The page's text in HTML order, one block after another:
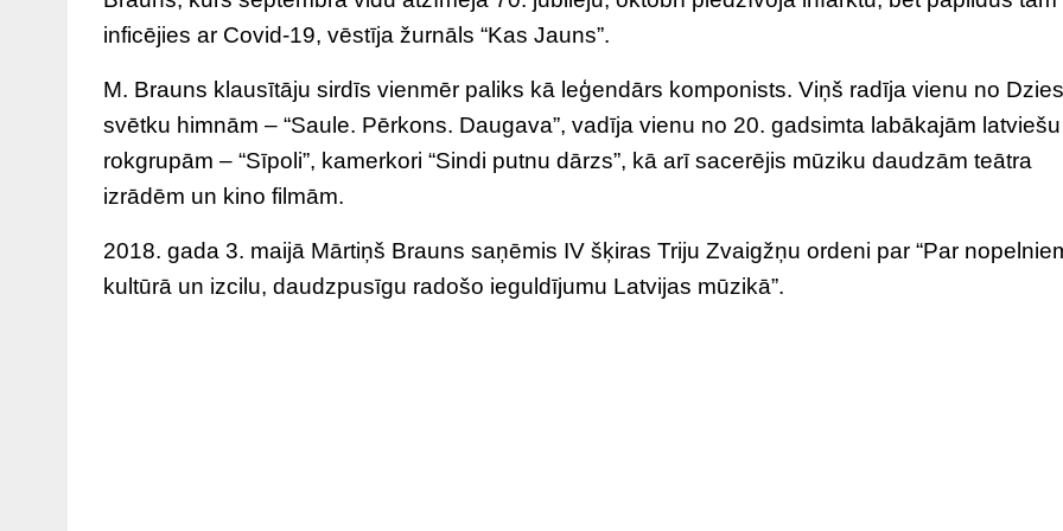
inficējies ar Covid-19, vēstīja žurnāls “Kas Jauns”.
M. Brauns klausītāju sirdīs vienmēr paliks kā leģendārs komponists. Viņš radīja vienu no
svētku himnām – “Saule. Pērkons. Daugava”, vadīja vienu no 20. gadsimta labākajām latviešu
rokgrupām – “Sīpoli”, kamerkori “Sindi putnu dārzs”, kā arī sacerējis mūziku daudzām teātra
izrādēm un kino filmām.
2018. gada 3. maijā Mārtiņš Brauns saņēmis IV šķiras Triju Zvaigžņu ordeni par “Par
kultūrā un izcilu, daudzpusīgu radošo ieguldījumu Latvijas mūzikā”.